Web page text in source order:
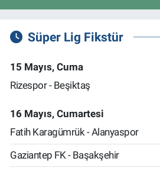
Süper Lig Fikstür
15 Mayıs, Cuma
Rizespor - Beşiktaş
16 Mayıs, Cumartesi
Fatih Karagümrük - Alanyaspor
Gaziantep FK - Başakşehir